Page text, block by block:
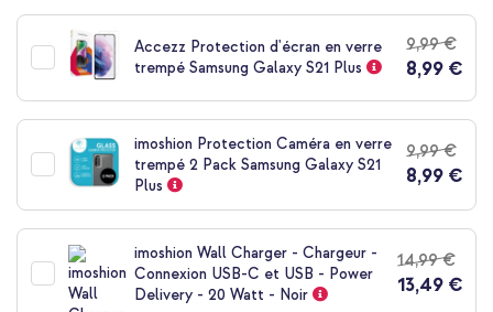
de
Galerie
Accezz Protection d'écran en verre
trempé Samsung Galaxy S21 Plus
9,99 €
8,99 €
imoshion Protection Caméra en verre
trempé 2 Pack Samsung Galaxy S21
Plus
9,99 €
8,99 €
imoshion Wall Charger - Chargeur -
Connexion USB-C et USB - Power
Delivery - 20 Watt - Noir
14,99 €
13,49 €